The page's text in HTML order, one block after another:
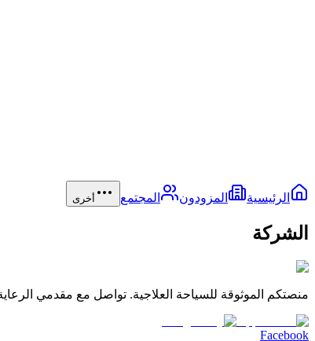
الرئيسية المزودون المجتمع أخرى
الشركة
منصتكم الموثوقة للسياحة العلاجية. تواصل مع مقدمي
Facebook